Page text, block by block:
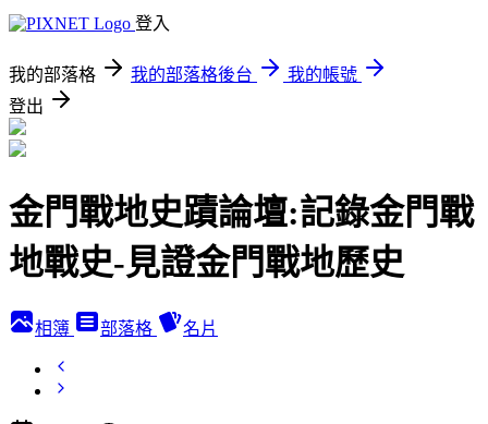
登入
我的部落格 我的部落格後台
我的帳號
登出
金門戰地史蹟論壇:記錄金門戰
地戰史-見證金門戰地歷史
相簿 部落格 名片